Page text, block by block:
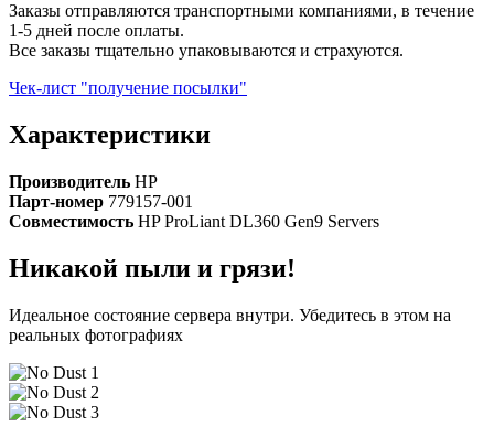
Заказы отправляются транспортными компаниями, в течение
1-5 дней после оплаты.
Все заказы тщательно упаковываются и страхуются.
Чек-лист "получение посылки"
Характеристики
Производитель HP
Парт-номер 779157-001
Совместимость HP ProLiant DL360 Gen9 Servers
Никакой пыли и грязи!
Идеальное состояние сервера внутри. Убедитесь в этом на
реальных фотографиях